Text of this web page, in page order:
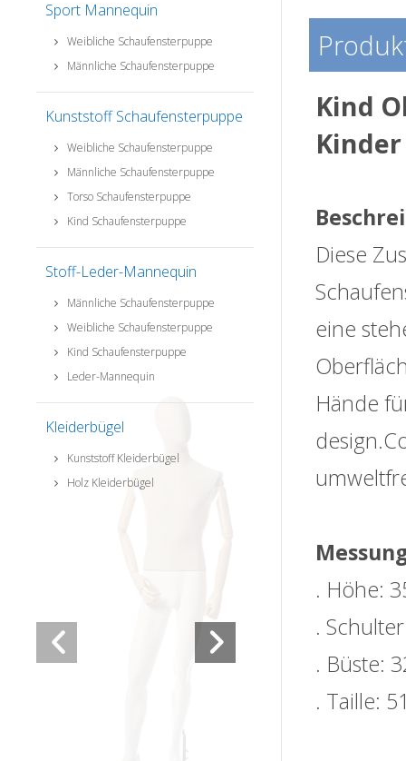
Sport Mannequin
Weibliche Schaufensterpuppe
Männliche Schaufensterpuppe
Kunststoff Schaufensterpuppe
Weibliche Schaufensterpuppe
Männliche Schaufensterpuppe
Torso Schaufensterpuppe
Kind Schaufensterpuppe
Stoff-Leder-Mannequin
Männliche Schaufensterpuppe
Weibliche Schaufensterpuppe
Kind Schaufensterpuppe
Leder-Mannequin
Kleiderbügel
Kunststoff Kleiderbügel
Holz Kleiderbügel
Kind
Diese
eine
Hände
. Höhe:
.
. Büste:
. Taille: